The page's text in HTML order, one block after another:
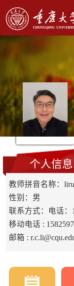
个人信息
教师拼音名称：
性别：男
联系方式：电话：
移动电话 :
邮箱 :